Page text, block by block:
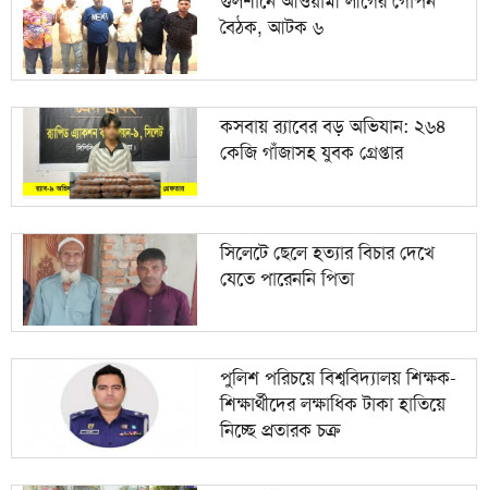
১০ সিলেটে ছেলে হত্যার বিচার দেখে যেতে পারেননি পিতা
বৈঠক, আটক ৬
কসবায় র‍্যাবের বড় অভিযান: ২৬৪
কেজি গাঁজাসহ যুবক গ্রেপ্তার
সিলেটে ছেলে হত্যার বিচার দেখে
যেতে পারেননি পিতা
পুলিশ পরিচয়ে বিশ্ববিদ্যালয় শিক্ষক-
শিক্ষার্থীদের লক্ষাধিক টাকা হাতিয়ে
নিচ্ছে প্রতারক চক্র